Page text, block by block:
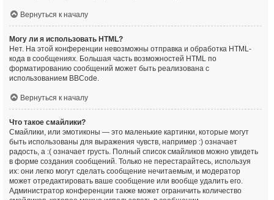
Вернуться к началу
Могу ли я использовать HTML?
Нет. На этой конференции невозможны отправка и обработка HTML-
кода в сообщениях. Большая часть возможностей HTML по
форматированию сообщений может быть реализована с
использованием BBCode.
Вернуться к началу
Что такое смайлики?
Смайлики, или эмотиконы — это маленькие картинки, которые могут
быть использованы для выражения чувств, например :) означает
радость, а :( означает грусть. Полный список смайликов можно увидеть
в форме создания сообщений. Только не перестарайтесь, используя
их: они легко могут сделать сообщение нечитаемым, и модератор
может отредактировать ваше сообщение или вообще удалить его.
Администратор конференции также может ограничить количество